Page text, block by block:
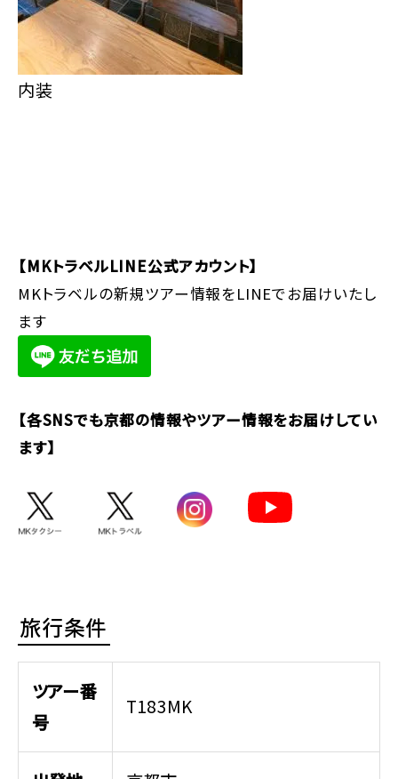
内装
【MKトラベルLINE公式アカウント】
MKトラベルの新規ツアー情報をLINEでお届けいたし
ます
【各SNSでも京都の情報やツアー情報をお届けしてい
ます】
旅行条件
ツアー番
号
T183MK